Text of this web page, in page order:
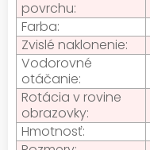
povrchu:
Farba:
Zvislé naklonenie:
Vodorovné
otáčanie:
Rotácia v rovine
obrazovky:
Hmotnosť: